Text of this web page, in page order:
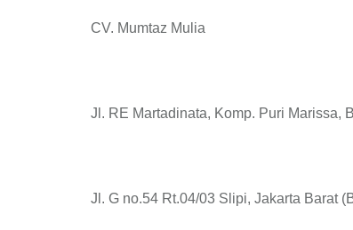
CV. Mumtaz Mulia
Jl. RE Martadinata, Komp. Puri Marissa,
Jl. G no.54 Rt.04/03 Slipi, Jakarta Barat